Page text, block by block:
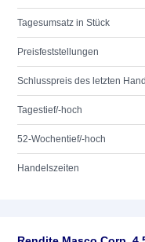
Tagesumsatz in Stück
Preisfeststellungen
Schlusspreis des letzten
Tagestief/-hoch
52-Wochentief/-hoch
Handelszeiten